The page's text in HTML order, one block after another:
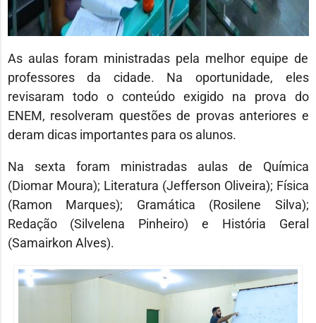
As aulas foram ministradas pela melhor equipe de
professores da cidade. Na oportunidade, eles
revisaram todo o conteúdo exigido na prova do
ENEM, resolveram questões de provas anteriores e
deram dicas importantes para os alunos.
Na sexta foram ministradas aulas de Química
(Diomar Moura); Literatura (Jefferson Oliveira); Física
(Ramon Marques); Gramática (Rosilene Silva);
Redação (Silvelena Pinheiro) e História Geral
(Samairkon Alves).